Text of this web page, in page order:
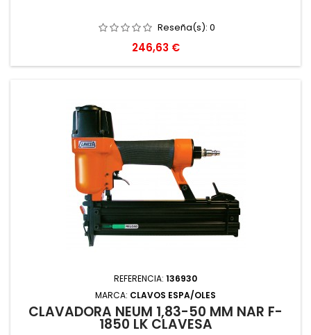
Reseña(s): 0
Precio
246,63 €
REFERENCIA: 136930
MARCA: CLAVOS ESPA/OLES
CLAVADORA NEUM 1,83-50 MM NAR F-
1850 LK CLAVESA